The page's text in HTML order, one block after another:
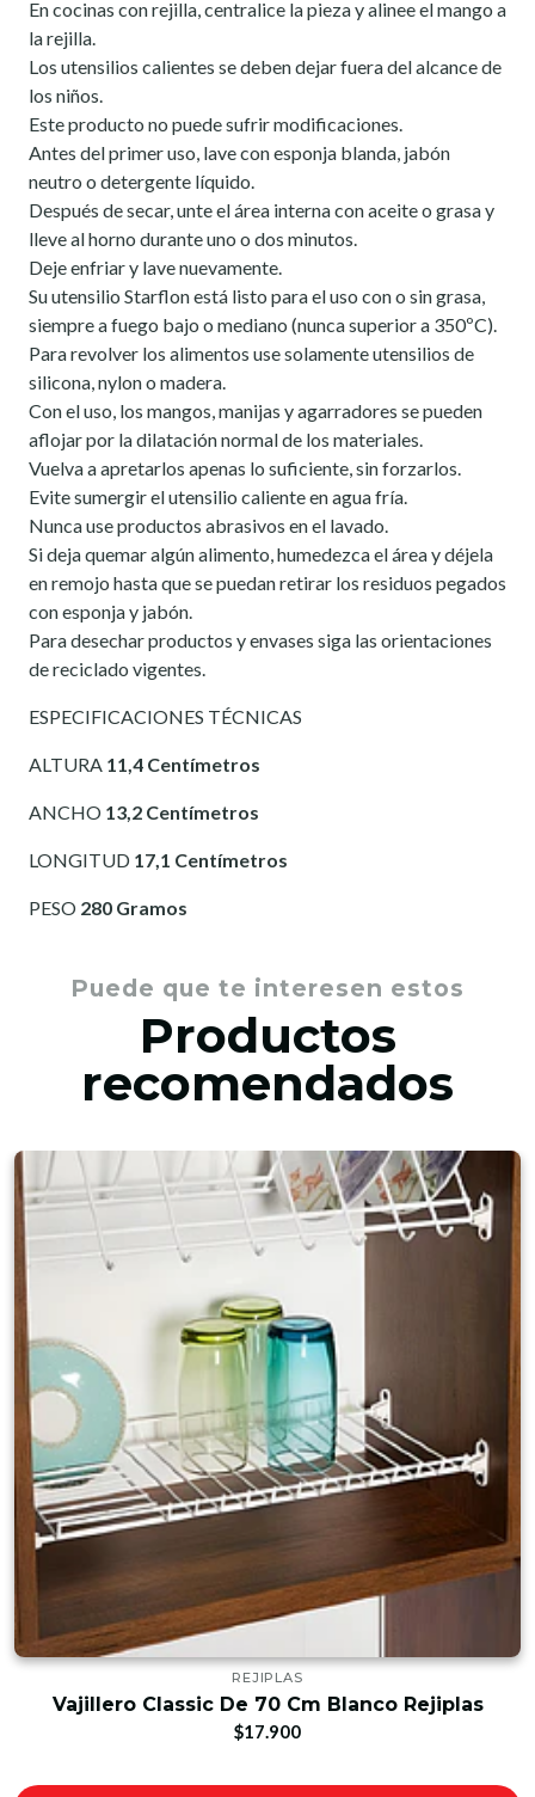
En cocinas con rejilla, centralice la pieza y alinee el mango a
la rejilla.
Los utensilios calientes se deben dejar fuera del alcance de
los niños.
Este producto no puede sufrir modificaciones.
Antes del primer uso, lave con esponja blanda, jabón
neutro o detergente líquido.
Después de secar, unte el área interna con aceite o grasa y
lleve al horno durante uno o dos minutos.
Deje enfriar y lave nuevamente.
Su utensilio Starflon está listo para el uso con o sin grasa,
siempre a fuego bajo o mediano (nunca superior a 350ºC).
Para revolver los alimentos use solamente utensilios de
silicona, nylon o madera.
Con el uso, los mangos, manijas y agarradores se pueden
aflojar por la dilatación normal de los materiales.
Vuelva a apretarlos apenas lo suficiente, sin forzarlos.
Evite sumergir el utensilio caliente en agua fría.
Nunca use productos abrasivos en el lavado.
Si deja quemar algún alimento, humedezca el área y déjela
en remojo hasta que se puedan retirar los residuos pegados
con esponja y jabón.
Para desechar productos y envases siga las orientaciones
de reciclado vigentes.
ESPECIFICACIONES TÉCNICAS
ALTURA 11,4 Centímetros
ANCHO 13,2 Centímetros
LONGITUD 17,1 Centímetros
PESO 280 Gramos
Puede que te interesen estos
Productos
recomendados
REJIPLAS
Vajillero Classic De 70 Cm Blanco Rejiplas
$17.900